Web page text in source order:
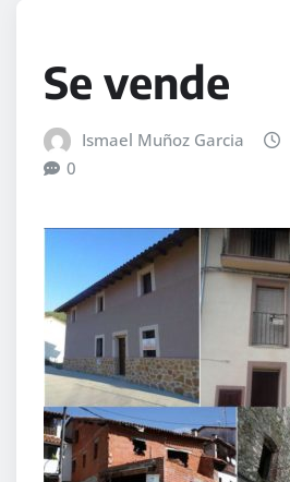
Se vende
Ismael Muñoz Garcia
0